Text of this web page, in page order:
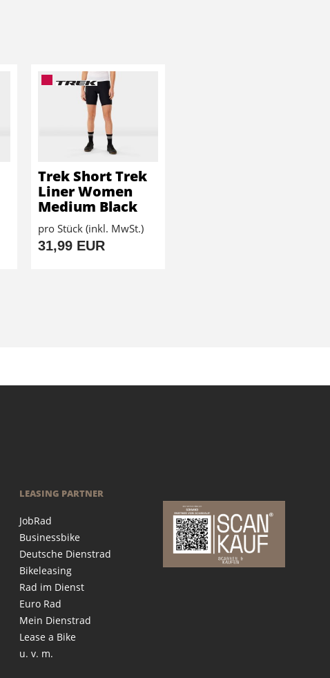
Trek Short Trek
Liner Women
Medium Black
pro Stück (inkl. MwSt.)
31,99 EUR
LEASING PARTNER
JobRad
Businessbike
Deutsche Dienstrad
Bikeleasing
Rad im Dienst
Euro Rad
Mein Dienstrad
Lease a Bike
u. v. m.